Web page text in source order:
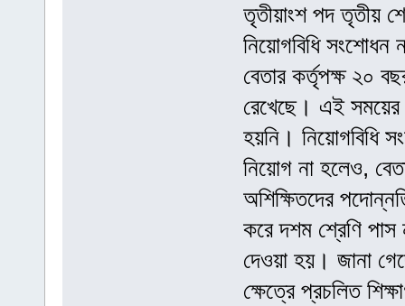
তৃতীয়াংশ পদ তৃতীয়
নিয়োগবিধি সংশোধন
বেতার কর্তৃপক্ষ ২০
রেখেছে। এই সময়ের
হয়নি। নিয়োগবিধি
নিয়োগ না হলেও,
অশিক্ষিতদের
করে দশম শ্রেণি
দেওয়া হয়। জানা
ক্ষেত্রে প্রচলিত